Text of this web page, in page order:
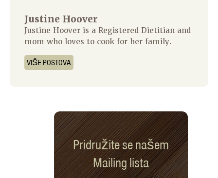
Justine Hoover
Justine Hoover is a Registered Dietitian and
mom who loves to cook for her family.
VIŠE POSTOVA
Pridružite se našem
Mailing lista